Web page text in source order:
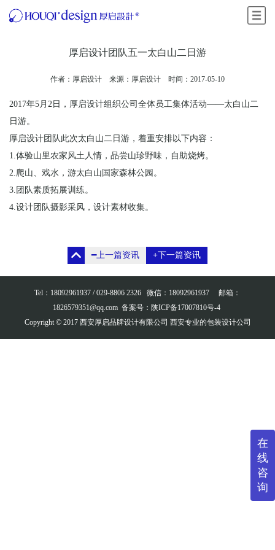
厚启设计团队五一太白山二日游
作者：厚启设计 来源： 厚启设计 时间：2017-05-10
2017年5月2日，厚启设计组织公司全体员工集体活动——太白山二
日游。
厚启设计团队此次太白山二日游，着重安排以下内容：
1.体验山里农家风土人情，品尝山珍野味，自助烧烤。
2.爬山、戏水，游太白山国家森林公园。
3.团队素质拓展训练。
4.设计团队摄影采风，设计素材收集。
━上一篇资讯 +下一篇资讯
Tel：18092961937 /029-8806 2326 微信： 18092961937 邮箱：
1826579351@qq.com 备案号： 陕ICP备17007810号-4
Copyright © 2017 西安厚启品牌设计有限公司 西安专业的包装设计公司
在
线
咨
询